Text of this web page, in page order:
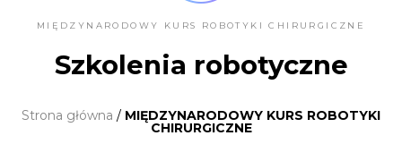
MIĘDZYNARODOWY KURS ROBOTYKI CHIRURGICZNE
Szkolenia robotyczne
Strona główna / MIĘDZYNARODOWY KURS ROBOTYKI
CHIRURGICZNE